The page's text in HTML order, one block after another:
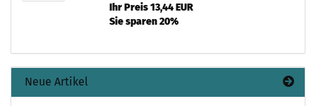
Ihr Preis 13,44 EUR
Sie sparen 20%
Neue Artikel